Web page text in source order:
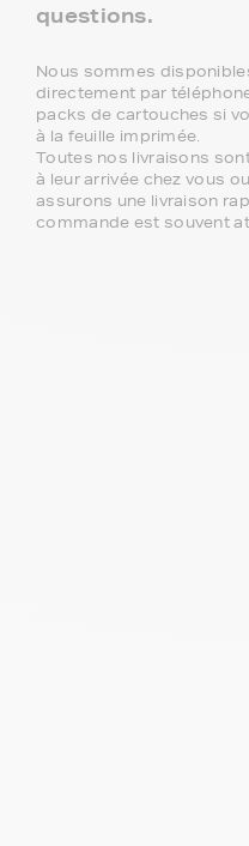
questions.
Nous sommes
directement par
packs de cartouches si
à la feuille imprimée.
Toutes nos livraisons
à leur arrivée chez vous
assurons une livraison
commande est souvent